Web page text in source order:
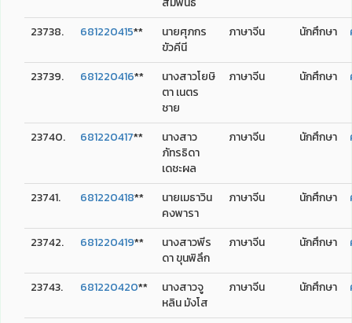
23738.
681220415**
นายศุภกร
ขัวคีนี
ภาษาจีน นักศึกษา
23739. 681220416**
นางสาวโยษิ
ตา เนตร
ชาย
ภาษาจีน นักศึกษา
23740. 681220417**
นางสาว
ภัทรธิดา
เดชะผล
ภาษาจีน นักศึกษา
23741. 681220418**
นายเมธาวิน
คงพารา
ภาษาจีน นักศึกษา
23742. 681220419**
นางสาวพีร
ดา ขุนพิลึก
ภาษาจีน นักศึกษา
23743. 681220420**
นางสาวจู
หลิน มังโส
ภาษาจีน นักศึกษา